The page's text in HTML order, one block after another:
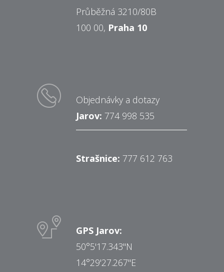
Průběžná 3210/80B
100 00, Praha 10
Objednávky a dotazy
Jarov: 774 998 535
Strašnice: 777 612 763
GPS Jarov:
50°5'17.343"N
14°29'27.267"E